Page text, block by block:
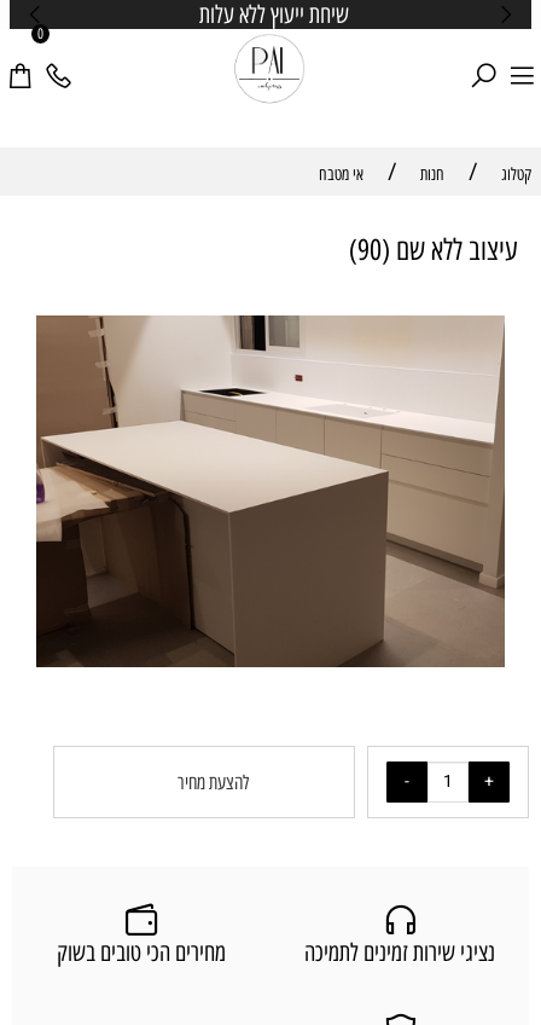
שיחת ייעוץ ללא עלות
0
קטלוג / חנות / אי מטבח
עיצוב ללא שם (90)
להצעת מחיר
נציגי שירות זמינים לתמיכה מחירים הכי טובים בשוק